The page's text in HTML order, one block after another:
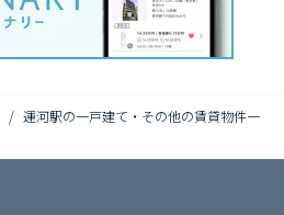
/ 運河駅の一戸建て・その他の賃貸物件一